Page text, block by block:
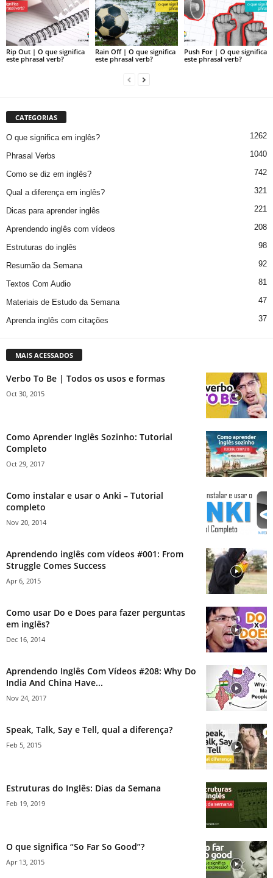
Rip Out | O que significa
este phrasal verb?
Rain Off | O que significa
este phrasal verb?
Push For | O que significa
este phrasal verb?
CATEGORIAS
O que significa em inglês? 1262
Phrasal Verbs 1040
Como se diz em inglês? 742
Qual a diferença em inglês? 321
Dicas para aprender inglês 221
Aprendendo inglês com vídeos 208
Estruturas do inglês 98
Resumão da Semana 92
Textos Com Audio 81
Materiais de Estudo da Semana 47
Aprenda inglês com citações 37
MAIS ACESSADOS
Verbo To Be | Todos os usos e formas
Oct 30, 2015
Como Aprender Inglês Sozinho: Tutorial
Completo
Oct 29, 2017
Como instalar e usar o Anki – Tutorial
completo
Nov 20, 2014
Aprendendo inglês com vídeos #001: From
Struggle Comes Success
Apr 6, 2015
Como usar Do e Does para fazer perguntas
em inglês?
Dec 16, 2014
Aprendendo Inglês Com Vídeos #208: Why Do
India And China Have...
Nov 24, 2017
Speak, Talk, Say e Tell, qual a diferença?
Feb 5, 2015
Estruturas do Inglês: Dias da Semana
Feb 19, 2019
O que significa “So Far So Good”?
Apr 13, 2015